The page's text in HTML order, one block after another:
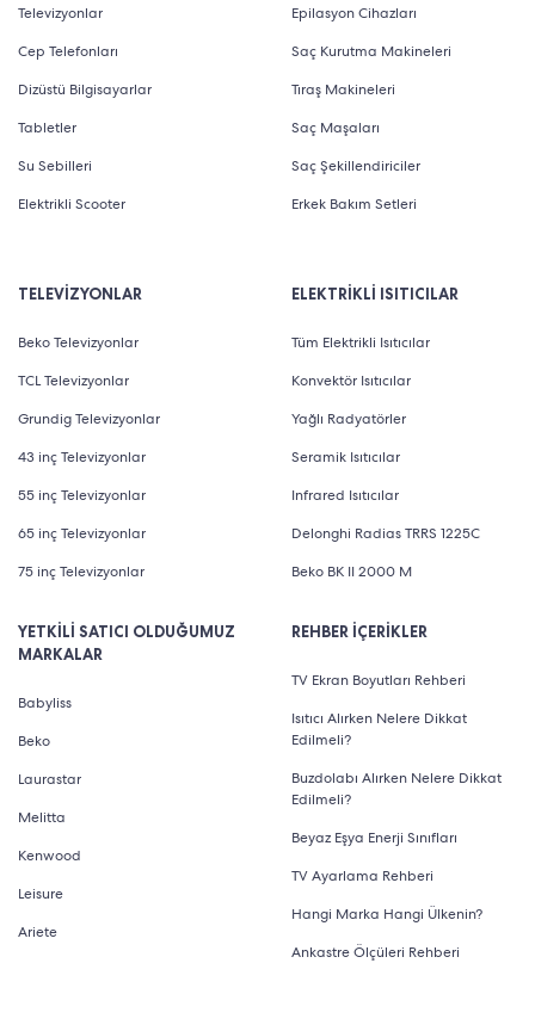
Televizyonlar
Cep Telefonları
Dizüstü Bilgisayarlar
Tabletler
Su Sebilleri
Elektrikli Scooter
Epilasyon Cihazları
Saç Kurutma Makineleri
Tıraş Makineleri
Saç Maşaları
Saç Şekillendiriciler
Erkek Bakım Setleri
TELEVİZYONLAR
Beko Televizyonlar
TCL Televizyonlar
Grundig Televizyonlar
43 inç Televizyonlar
55 inç Televizyonlar
65 inç Televizyonlar
75 inç Televizyonlar
YETKİLİ SATICI OLDUĞUMUZ
MARKALAR
Babyliss
Beko
Laurastar
Melitta
Kenwood
Leisure
Ariete
ELEKTRİKLİ ISITICILAR
Tüm Elektrikli Isıtıcılar
Konvektör Isıtıcılar
Yağlı Radyatörler
Seramik Isıtıcılar
Infrared Isıtıcılar
Delonghi Radias TRRS 1225C
Beko BK II 2000 M
REHBER İÇERİKLER
TV Ekran Boyutları Rehberi
Isıtıcı Alırken Nelere Dikkat
Edilmeli?
Buzdolabı Alırken Nelere Dikkat
Edilmeli?
Beyaz Eşya Enerji Sınıfları
TV Ayarlama Rehberi
Hangi Marka Hangi Ülkenin?
Ankastre Ölçüleri Rehberi